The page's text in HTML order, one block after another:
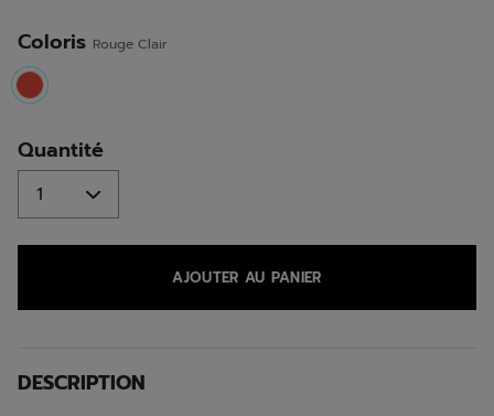
même
page.
Coloris Rouge Clair
selected
Quantité
AJOUTER AU PANIER
DESCRIPTION